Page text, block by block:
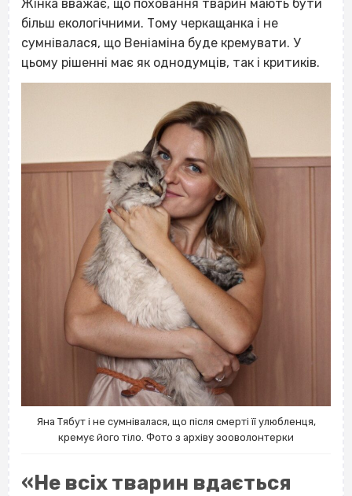
Жінка вважає, що поховання тварин мають бути
більш екологічними. Тому черкащанка і не
сумнівалася, що Веніаміна буде кремувати. У
цьому рішенні має як однодумців, так і критиків.
Яна Тябут і не сумнівалася, що після смерті її улюбленця,
кремує його тіло. Фото з архіву зооволонтерки
«Не всіх тварин вдається